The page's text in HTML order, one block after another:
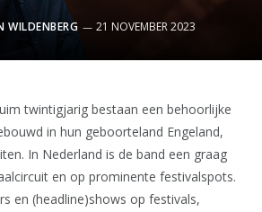
WILDENBERG 21 NOVEMBER 2023
twintigjarig bestaan een behoorlijke
in hun geboorteland Engeland,
In Nederland is de band een graag
en op prominente festivalspots.
en (headline)shows op festivals,